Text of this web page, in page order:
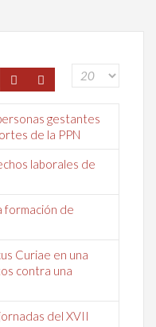
gestantes
de la PPN
laborales de
formación de
Curiae en una
contra una
del XVII